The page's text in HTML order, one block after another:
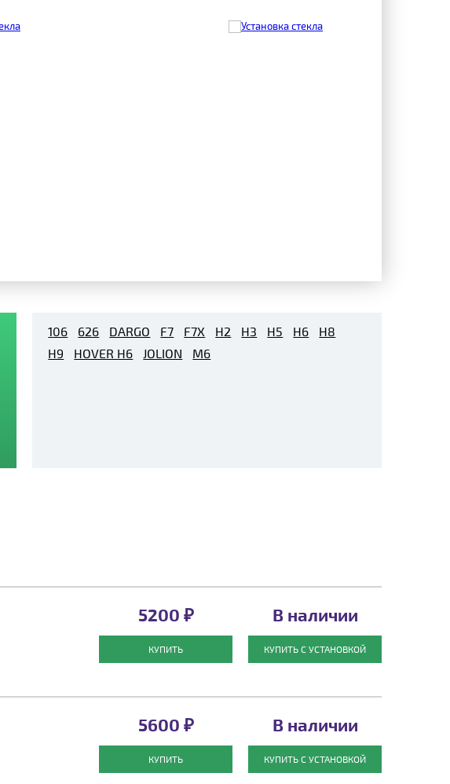
106 626 DARGO F7 F7X H2 H3 H5 H6
H8
H9
HOVER H6 JOLION M6
5200 ₽
КУПИТЬ
В наличии
КУПИТЬ С УСТАНОВКОЙ
5600 ₽
КУПИТЬ
В наличии
КУПИТЬ С УСТАНОВКОЙ